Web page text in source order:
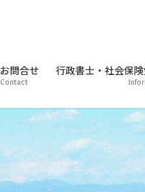
お問合せ
Contact
行政書士・社会保